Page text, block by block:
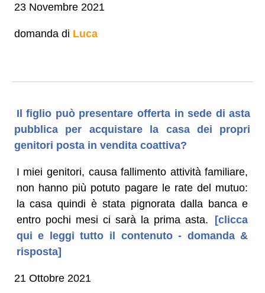
23 Novembre 2021
domanda di Luca
Il figlio può presentare offerta in sede di asta
pubblica per acquistare la casa dei propri
genitori posta in vendita coattiva?
I miei genitori, causa fallimento attività familiare,
non hanno più potuto pagare le rate del mutuo:
la casa quindi è stata pignorata dalla banca e
entro pochi mesi ci sarà la prima asta.
[clicca
qui e leggi tutto il contenuto - domanda &
risposta]
21 Ottobre 2021